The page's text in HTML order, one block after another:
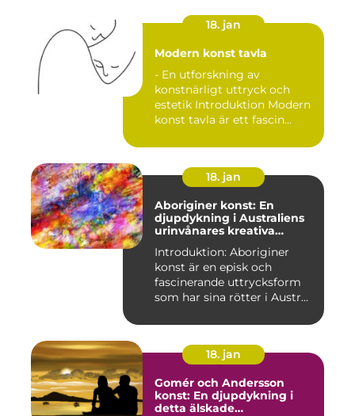
18. jan
Modern konst tavla
- En utforskning av
konstnärligt uttryck och
estetik Introduktion Modern
konst tavla är ett fascin...
18. jan
Aboriginer konst: En
djupdykning i Australiens
urinvånares kreativa
Introduktion: Aboriginer
konst är en episk och
fascinerande uttrycksform
som har sina rötter i Austr...
18. jan
Gomér och Andersson
konst: En djupdykning i
detta älskade